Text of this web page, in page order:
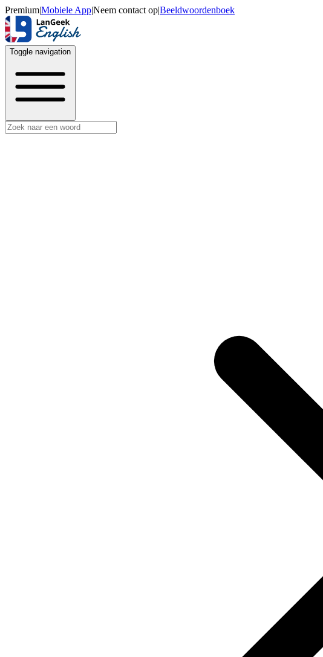
Premium|Mobiele App|Neem contact op|Beeldwoordenboek
Toggle navigation